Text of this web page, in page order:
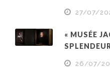
27/07/
« MUSÉE
26/07/